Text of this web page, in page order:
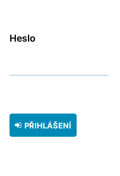
Heslo
PŘIHLÁŠENÍ